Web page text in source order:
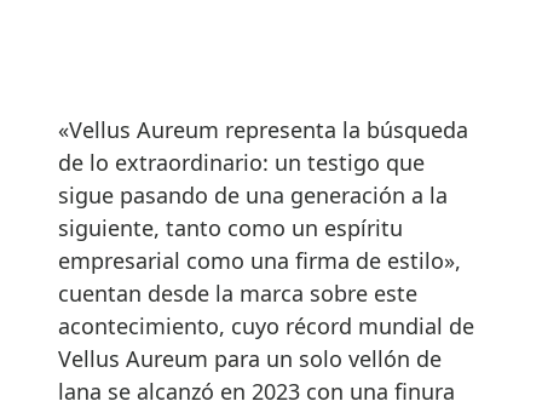
«Vellus Aureum representa la búsqueda
de lo extraordinario: un testigo que
sigue pasando de una generación a la
siguiente, tanto como un espíritu
empresarial como una firma de estilo»,
cuentan desde la marca sobre este
acontecimiento, cuyo récord mundial de
Vellus Aureum para un solo vellón de
lana se alcanzó en 2023 con una finura